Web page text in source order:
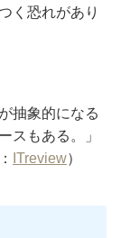
く恐れがあり
抽象的になる
スもある。」
ITreview）